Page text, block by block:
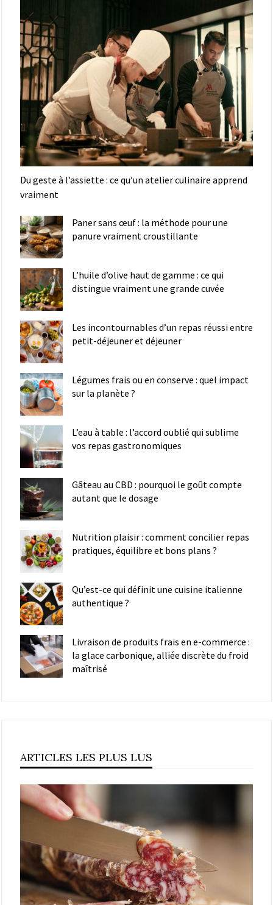
Du geste à l’assiette : ce qu’un atelier culinaire apprend
vraiment
Paner sans œuf : la méthode pour une
panure vraiment croustillante
L’huile d’olive haut de gamme : ce qui
distingue vraiment une grande cuvée
Les incontournables d’un repas réussi entre
petit-déjeuner et déjeuner
Légumes frais ou en conserve : quel impact
sur la planète ?
L’eau à table : l’accord oublié qui sublime
vos repas gastronomiques
Gâteau au CBD : pourquoi le goût compte
autant que le dosage
Nutrition plaisir : comment concilier repas
pratiques, équilibre et bons plans ?
Qu’est-ce qui définit une cuisine italienne
authentique ?
Livraison de produits frais en e-commerce :
la glace carbonique, alliée discrète du froid
maîtrisé
ARTICLES LES PLUS LUS